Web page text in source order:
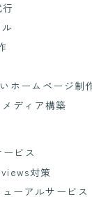
ホームページ制
メディア構築
ビス
対策
ーアルサービス